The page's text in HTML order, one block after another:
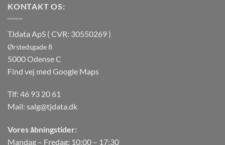
KONTAKT OS:
TJdata ApS ( CVR: 30550269 )
Ørstedsgade 8
5000 Odense C
Find vej med Google Maps
Tlf: 46 93 20 61
Mail: salg@tjdata.dk
Vores åbningstider:
Mandag – Fredag: 10:00 – 17:30